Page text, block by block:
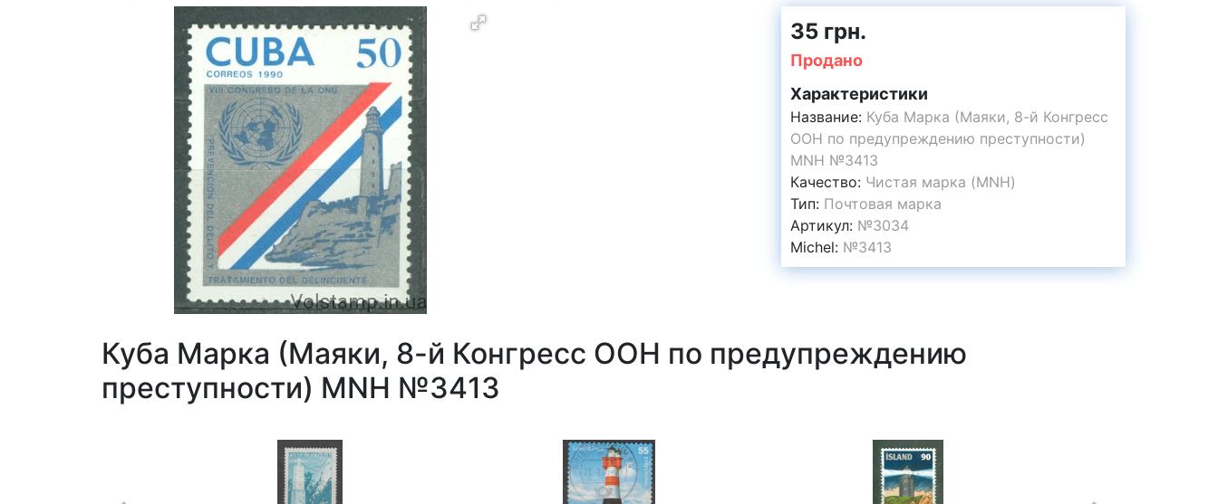
35 грн.
Продано
Характеристики
Название: Куба Марка (Маяки, 8-й Конгресс
ООН по предупреждению преступности)
MNH №3413
Качество: Чистая марка (MNH)
Тип: Почтовая марка
Артикул: №3034
Michel: №3413
Куба Марка (Маяки, 8-й Конгресс ООН по предупреждению
преступности) MNH №3413